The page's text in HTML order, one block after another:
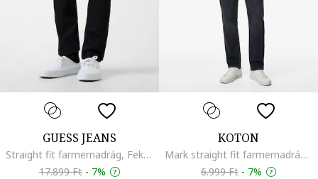
GUESS JEANS
Straight fit farmernadrág, Fekete
17.899 Ft - 7%
KOTON
Mark straight fit farmernadrág, Sötétkék
6.999 Ft - 7%